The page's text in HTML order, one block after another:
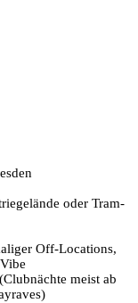
oder Tram-
Off-Locations,
meist ab